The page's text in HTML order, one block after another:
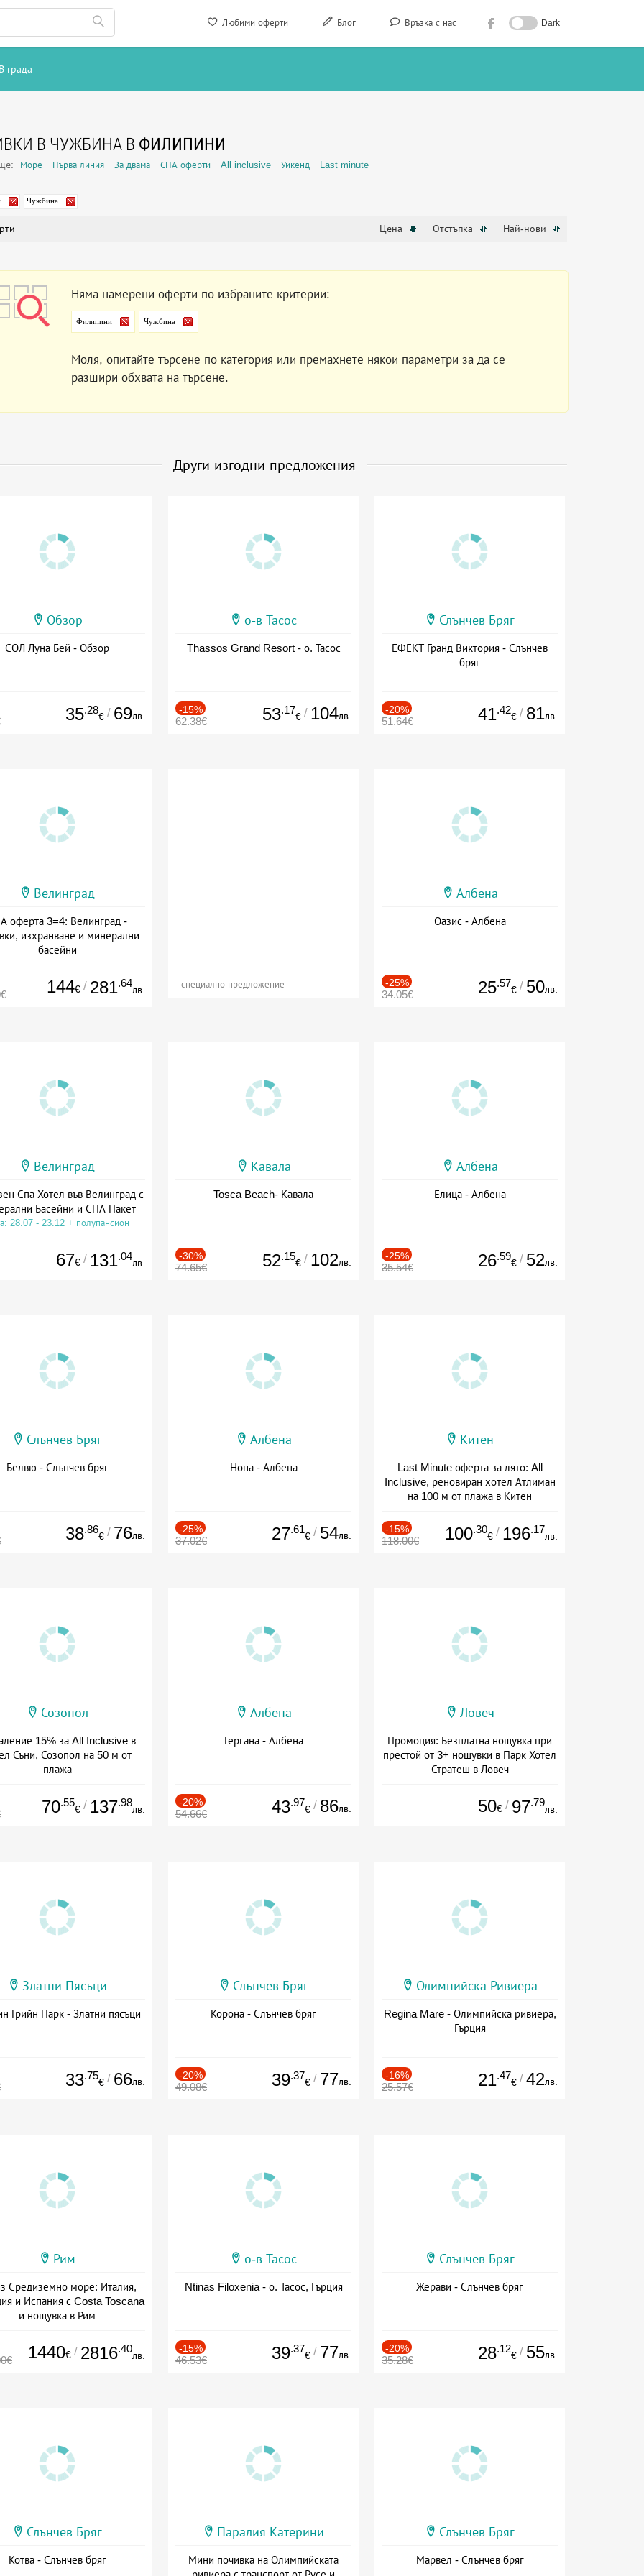
Любими оферти Блог Връзка с нас Dark
В града
В ЧУЖБИНА В ФИЛИПИНИ
Море Първа линия За двама СПА оферти All inclusive Уикенд Last minute
Чужбина
Цена Отстъпка Най-нови
Няма намерени оферти по избраните критерии:
Филипини Чужбина
Моля, опитайте търсене по категория или премахнете някои параметри за да се
разшири обхвата на търсене.
Други изгодни предложения
Обзор
СОЛ Луна Бей - Обзор
35.28
€ / 69лв.
о-в Тасос
Thassos Grand Resort - о. Тасос
-15%
62.38€ 53.17
€ / 104лв.
Слънчев Бряг
ЕФЕКТ Гранд Виктория - Слънчев
бряг
-20%
51.64€ 41.42
€ / 81лв.
Велинград
оферта 3=4: Велинград -
изхранване и минерални
басейни
144€ / 281.64
лв. специално предложение
Албена
Оазис - Албена
-25%
34.05€ 25.57
€ / 50лв.
Велинград
Спа Хотел във Велинград с
Басейни и СПА Пакет
28.07 - 23.12 + полупансион
67€ / 131.04
лв.
Кавала
Tosca Beach- Кавала
-30%
74.65€ 52.15
€ / 102лв.
Албена
Елица - Албена
-25%
35.54€ 26.59
€ / 52лв.
Слънчев Бряг
Белвю - Слънчев бряг
38.86
€ / 76лв.
Албена
Нона - Албена
-25%
37.02€ 27.61
€ / 54лв.
Китен
Last Minute оферта за лято: All
Inclusive, реновиран хотел Атлиман
на 100 м от плажа в Китен
-15%
118.00€ 100.30
€ / 196.17
лв.
Созопол
15% за All Inclusive в
Съни, Созопол на 50 м от
плажа
70.55
€ / 137.98
лв.
Албена
Гергана - Албена
-20%
54.66€ 43.97
€ / 86лв.
Ловеч
Промоция: Безплатна нощувка при
престой от 3+ нощувки в Парк Хотел
Стратеш в Ловеч
50€ / 97.79
лв.
Златни Пясъци
Грийн Парк - Златни пясъци
33.75
€ / 66лв.
Слънчев Бряг
Корона - Слънчев бряг
-20%
49.08€ 39.37
€ / 77лв.
Олимпийска Ривиера
Regina Mare - Олимпийска ривиера,
Гърция
-16%
25.57€ 21.47
€ / 42лв.
Рим
Средиземно море: Италия,
и Испания с Costa Toscana
и нощувка в Рим
1440€ / 2816.40
лв.
о-в Тасос
Ntinas Filoxenia - о. Тасос, Гърция
-15%
46.53€ 39.37
€ / 77лв.
Слънчев Бряг
Жерави - Слънчев бряг
-20%
35.28€ 28.12
€ / 55лв.
Слънчев Бряг
Котва - Слънчев бряг
Паралия Катерини
Мини почивка на Олимпийската
Слънчев Бряг
Марвел - Слънчев бряг